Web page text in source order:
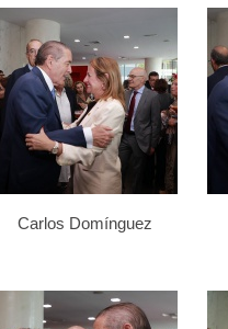
Carlos Domínguez